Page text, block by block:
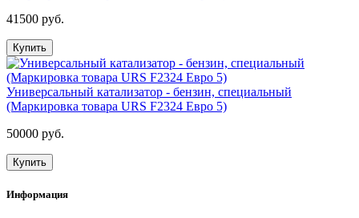
41500 руб.
Купить
Универсальный катализатор - бензин, специальный
(Маркировка товара URS F2324 Евро 5)
50000 руб.
Купить
Информация